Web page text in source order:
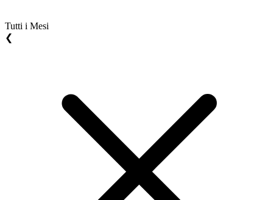
Tutti i Mesi
❮